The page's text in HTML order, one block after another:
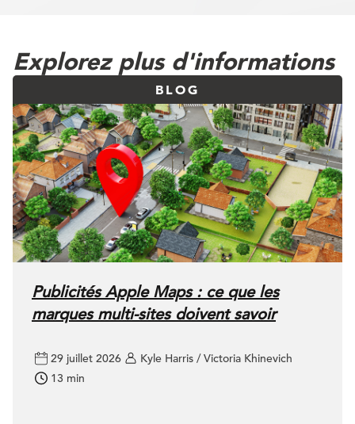
Explorez plus d'informations
BLOG
Publicités Apple Maps : ce que les
marques multi-sites doivent savoir
29 juillet 2026
Kyle Harris / Victoria Khinevich
13 min